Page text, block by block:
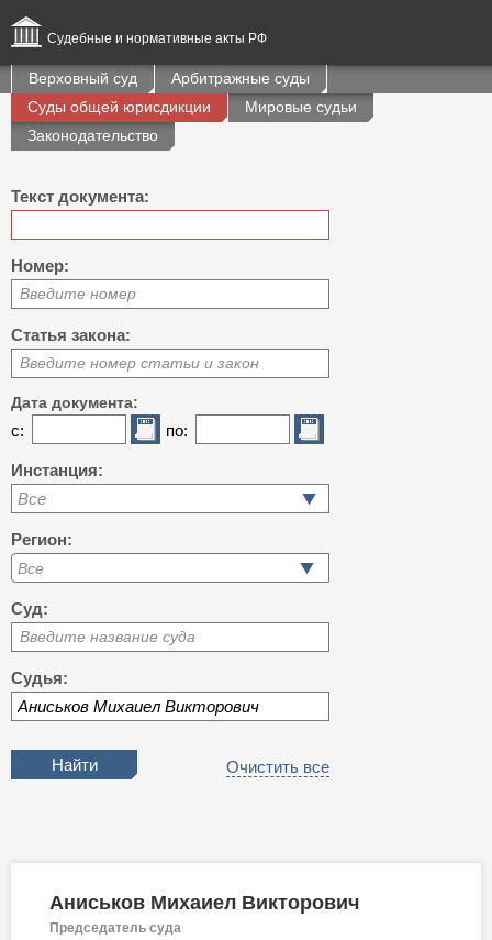
Судебные и нормативные акты РФ
Верховный суд
Арбитражные суды
Суды общей юрисдикции
Мировые судьи
Законодательство
Текст документа:
Номер:
Введите номер
Статья закона:
Введите номер статьи и закон
Дата документа:
с: по:
Инстанция:
Все
Регион:
Суд:
Введите название суда
Судья:
Очистить все
Аниськов Михаиел Викторович
Председатель суда